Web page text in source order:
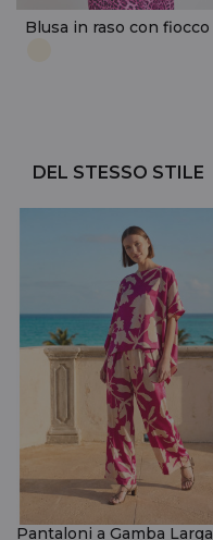
Blusa in raso con fiocco
DEL STESSO STILE
Pantaloni a Gamba Larga